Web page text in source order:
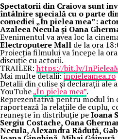
Spectatorii din Craiova sunt
întâlnire specială cu o parte
comediei „În pielea mea”:
Azaleea Necula și Oana
Evenimentul va avea loc la
Electroputere Mall de la ora
Proiecția filmului va începe la
discuție cu actorii.
TRAILER:https://bit.ly/
Mai multe detalii:inpieleamea.ro
Detalii din culise și declarații ale
YouTube„În pielea mea”.
Reprezentativă pentru modul în
raportează la relațiile de cuplu,
reunește în distribuție peIoana
Sergiu Costache, Oana
Necula, Alexandra Răduță,